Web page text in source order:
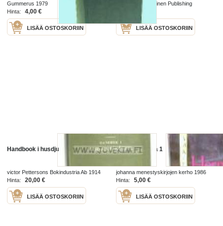
Gummerus 1979
Hinta:
4,00 €
LISÄÄ OSTOSKORIIN
International Marinen Publishing
20,00 €
LISÄÄ OSTOSKORIIN
Handbook i husdjursskötsel
victor Pettersons Bokindustria Ab 1914
Hinta:
20,00 €
LISÄÄ OSTOSKORIIN
Manhattan osa 1
johanna menestyskirjojen kerho 1986
Hinta:
5,00 €
LISÄÄ OSTOSKORIIN